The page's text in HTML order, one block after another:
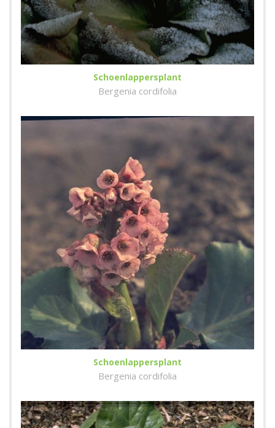
Schoenlappersplant
Bergenia cordifolia
Schoenlappersplant
Bergenia cordifolia